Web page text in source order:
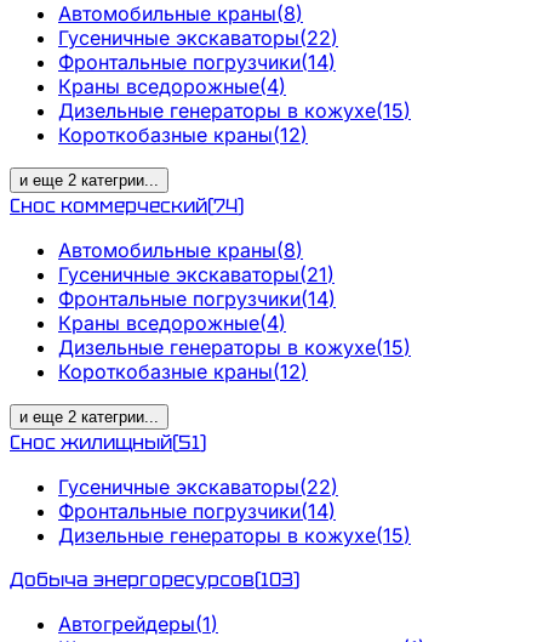
Автомобильные краны(8)
Гусеничные экскаваторы(22)
Фронтальные погрузчики(14)
Краны вседорожные(4)
Дизельные генераторы в кожухе(15)
Короткобазные краны(12)
и еще 2 категрии...
Снос коммерческий(74)
Автомобильные краны(8)
Гусеничные экскаваторы(21)
Фронтальные погрузчики(14)
Краны вседорожные(4)
Дизельные генераторы в кожухе(15)
Короткобазные краны(12)
и еще 2 категрии...
Снос жилищный(51)
Гусеничные экскаваторы(22)
Фронтальные погрузчики(14)
Дизельные генераторы в кожухе(15)
Добыча энергоресурсов(103)
Автогрейдеры(1)